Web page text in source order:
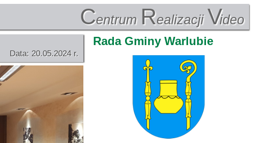
Centrum Realizacji Video
Data: 20.05.2024 r.
Rada Gminy Warlubie